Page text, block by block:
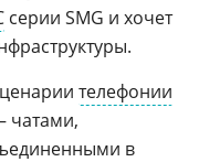
серии SMG и хочет
телефонии
чатами,
в